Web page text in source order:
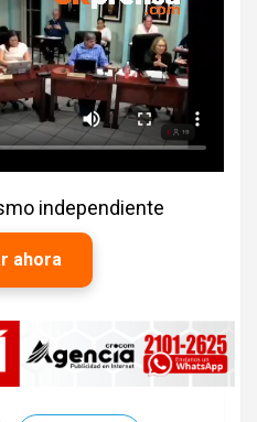
independiente
ahora